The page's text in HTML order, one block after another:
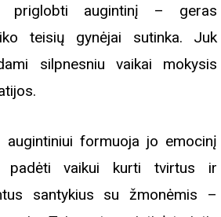
priglobti augintinį – geras
teisių gynėjai sutinka. Juk
silpnesniu vaikai mokysis
augintiniui formuoja jo emocinį
padėti vaikui kurti tvirtus ir
santykius su žmonėmis –